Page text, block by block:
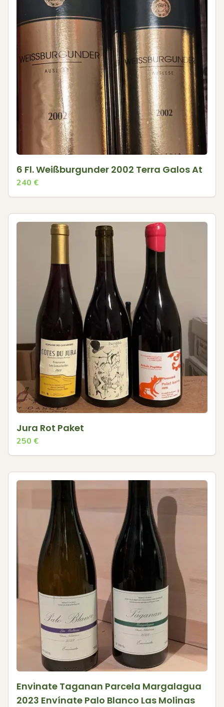
6 Fl. Weißburgunder 2002 Terra Galos At
240 €
Jura Rot Paket
250 €
Envinate Taganan Parcela Margalagua
2023 Envínate Palo Blanco Las Molinas